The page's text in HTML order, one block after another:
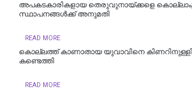
അപകടകാരികളായ തെരുവുനായ്ക്കളെ കൊല്ലാം;
സ്ഥാപനങ്ങൾക്ക് അനുമതി
READ MORE
കൊല്ലത്ത് കാണാതായ യുവാവിനെ
കണ്ടെത്തി
READ MORE